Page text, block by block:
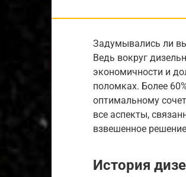
Задумывались ли
Ведь вокруг
экономичности и
поломках. Более
оптимальному
все аспекты,
взвешенное
История